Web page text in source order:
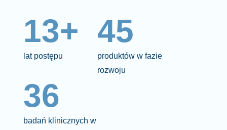
13+
lat postępu
45
produktów w fazie
rozwoju
36
badań klinicznych w